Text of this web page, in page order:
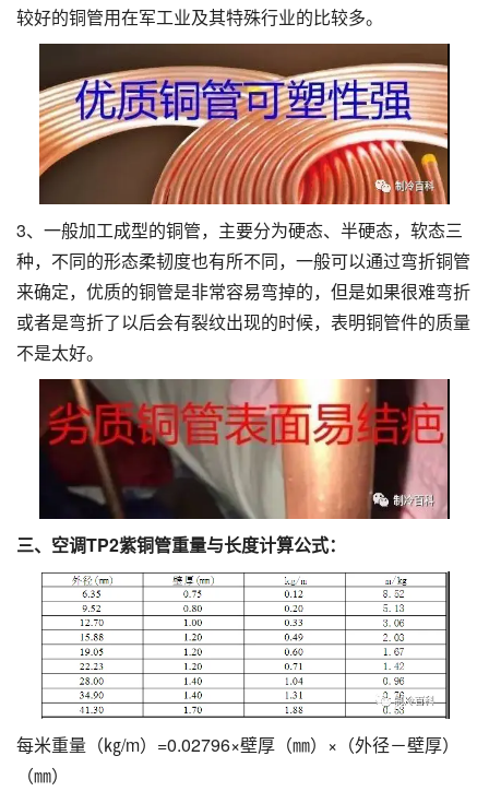
较好的铜管用在军工业及其特殊行业的比较多。
3、一般加工成型的铜管，主要分为硬态、半硬态，软态三
种，不同的形态柔韧度也有所不同，一般可以通过弯折铜管
来确定，优质的铜管是非常容易弯掉的，但是如果很难弯折
或者是弯折了以后会有裂纹出现的时候，表明铜管件的质量
不是太好。
三、空调TP2紫铜管重量与长度计算公式：
每米重量（㎏/m）=0.02796×壁厚（㎜）×（外径－壁厚）
（㎜）